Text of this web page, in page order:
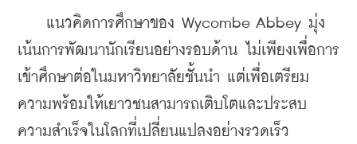
แนวคิดการศึกษาของ Wycombe Abbey มุ่ง
เน้นการพัฒนานักเรียนอย่างรอบด้าน ไม่เพียงเพื่อการ
เข้าศึกษาต่อในมหาวิทยาลัยชั้นนำ แต่เพื่อเตรียม
ความพร้อมให้เยาวชนสามารถเติบโตและประสบ
ความสำเร็จในโลกที่เปลี่ยนแปลงอย่างรวดเร็ว